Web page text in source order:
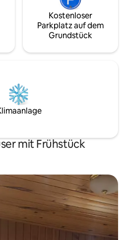
mit). Viel
kann.
Kostenloser
Parkplatz auf dem
Grundstück
mit Frühstück